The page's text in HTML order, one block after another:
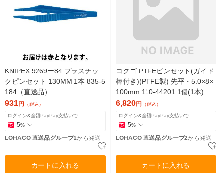
KNIPEX 9269ー84 プラスチッ
クピンセット 130MM 1本 835-5
184（直送品）
931円 （税込）
ログイン&全額PayPay支払いで
5%
LOHACO 直送品グループ1から発送
カートに入れる
コクゴ PTFEピンセット(ガイド
棒付き)(PTFE製) 先平・5.0×8×
100mm 110-44201 1個(1本)
（直送品）
6,820円 （税込）
ログイン&全額PayPay支払いで
5%
LOHACO 直送品グループ2から発送
カートに入れる